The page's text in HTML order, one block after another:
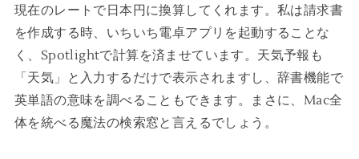
現在のレートで日本円に換算してくれます。私は請求書
を作成する時、いちいち電卓アプリを起動することな
く、Spotlightで計算を済ませています。天気予報も
「天気」と入力するだけで表示されますし、辞書機能で
英単語の意味を調べることもできます。まさに、Mac全
体を統べる魔法の検索窓と言えるでしょう。